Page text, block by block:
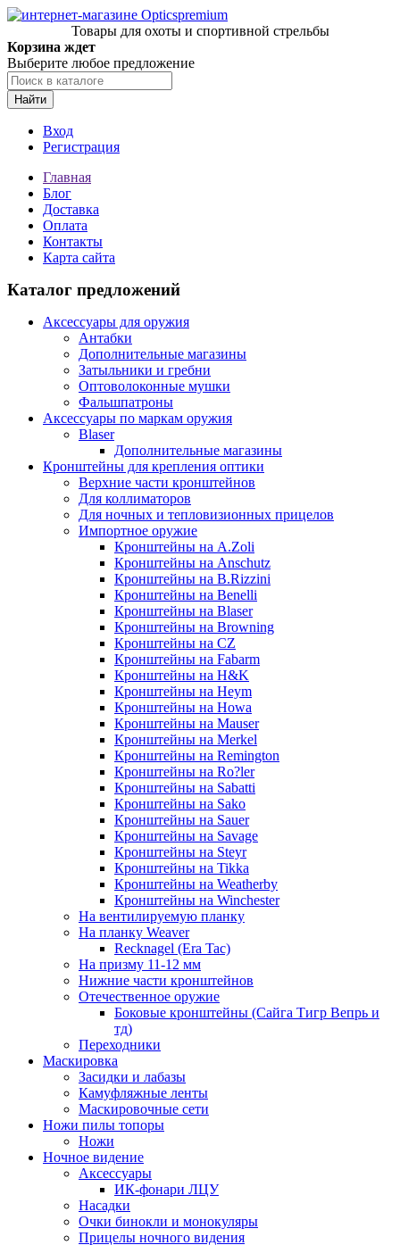
Товары для охоты и спортивной стрельбы
Корзина ждет
Выберите любое предложение
Найти
Вход
Регистрация
Главная
Блог
Доставка
Оплата
Контакты
Карта сайта
Каталог предложений
Аксессуары для оружия
Антабки
Дополнительные магазины
Затыльники и гребни
Оптоволоконные мушки
Фальшпатроны
Аксессуары по маркам оружия
Blaser
Дополнительные магазины
Кронштейны для крепления оптики
Верхние части кронштейнов
Для коллиматоров
Для ночных и тепловизионных прицелов
Импортное оружие
Кронштейны на A.Zoli
Кронштейны на Anschutz
Кронштейны на B.Rizzini
Кронштейны на Benelli
Кронштейны на Blaser
Кронштейны на Browning
Кронштейны на CZ
Кронштейны на Fabarm
Кронштейны на H&K
Кронштейны на Heym
Кронштейны на Howa
Кронштейны на Mauser
Кронштейны на Merkel
Кронштейны на Remington
Кронштейны на Ro?ler
Кронштейны на Sabatti
Кронштейны на Sako
Кронштейны на Sauer
Кронштейны на Savage
Кронштейны на Steyr
Кронштейны на Tikka
Кронштейны на Weatherby
Кронштейны на Winchester
На вентилируемую планку
На планку Weaver
Recknagel (Era Tac)
На призму 11-12 мм
Нижние части кронштейнов
Отечественное оружие
Боковые кронштейны (Сайга Тигр Вепрь и
тд)
Переходники
Маскировка
Засидки и лабазы
Камуфляжные ленты
Маскировочные сети
Ножи пилы топоры
Ножи
Ночное видение
Аксессуары
ИК-фонари ЛЦУ
Насадки
Очки бинокли и монокуляры
Прицелы ночного видения